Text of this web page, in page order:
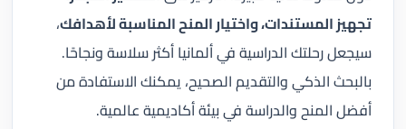
تجهيز المستندات، واختيار المنح المناسبة لأهدافك،
سيجعل رحلتك الدراسية في ألمانيا أكثر سلاسة ونجاحًا.
بالبحث الذكي والتقديم الصحيح، يمكنك الاستفادة من
أفضل المنح والدراسة في بيئة أكاديمية عالمية.